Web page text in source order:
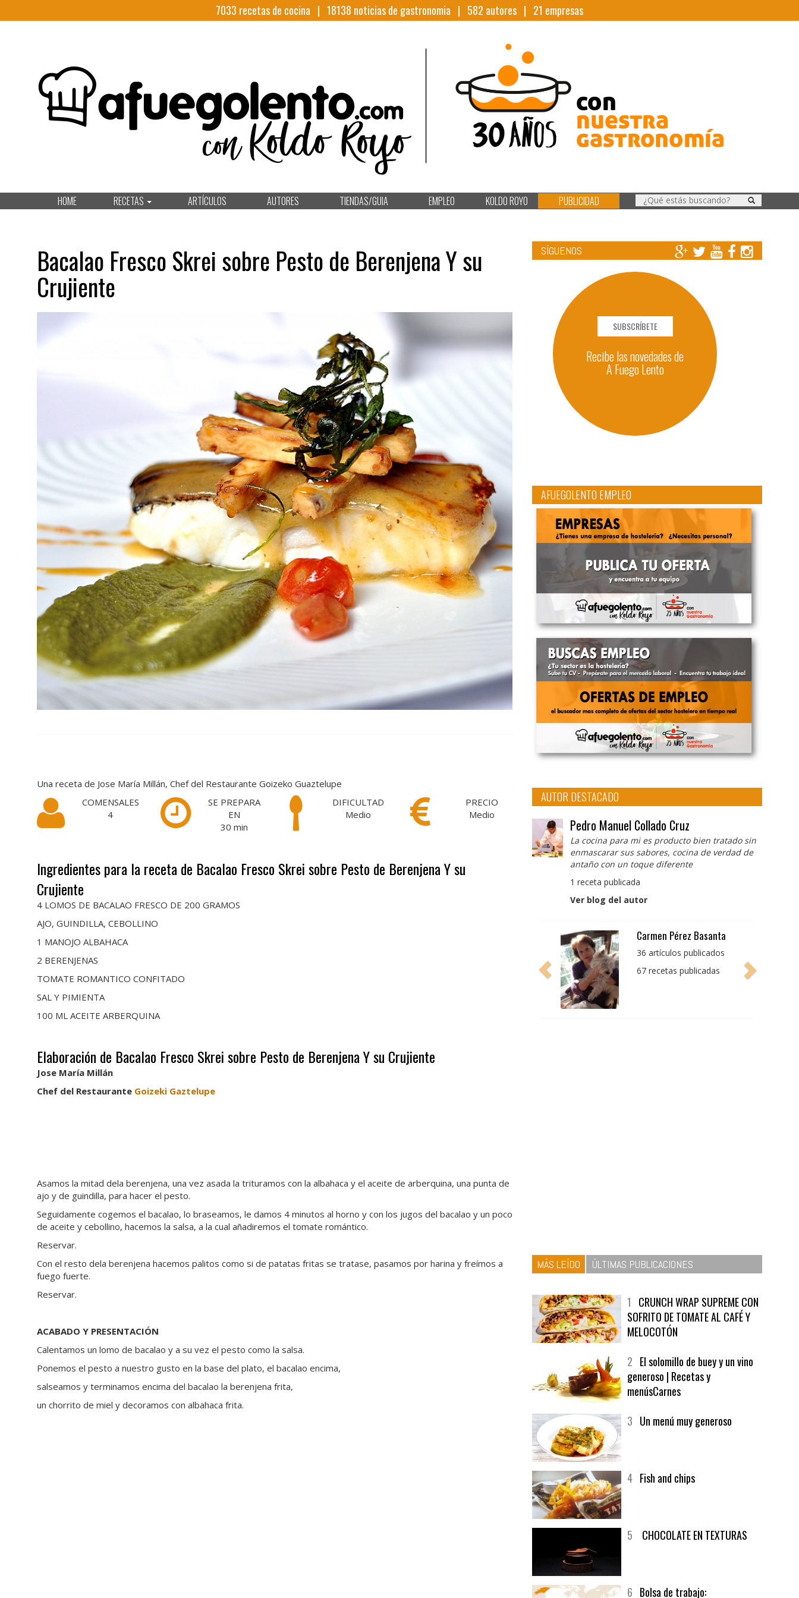
7033 recetas de cocina | 18138 noticias de gastronomia | 582 autores | 21 empresas
HOME RECETAS ARTÍCULOS AUTORES TIENDAS/GUIA EMPLEO KOLDO ROYO PUBLICIDAD
Bacalao Fresco Skrei sobre Pesto de Berenjena Y su
Crujiente
Una receta de Jose María Millán, Chef del Restaurante Goizeko Guaztelupe
COMENSALES
4
SE PREPARA
EN
30 min
DIFICULTAD
Medio
PRECIO
Medio
Ingredientes para la receta de Bacalao Fresco Skrei sobre Pesto de Berenjena Y su
Crujiente
4 LOMOS DE BACALAO FRESCO DE 200 GRAMOS
AJO, GUINDILLA, CEBOLLINO
1 MANOJO ALBAHACA
2 BERENJENAS
TOMATE ROMANTICO CONFITADO
SAL Y PIMIENTA
100 ML ACEITE ARBERQUINA
Elaboración de Bacalao Fresco Skrei sobre Pesto de Berenjena Y su Crujiente
Jose María Millán
Chef del Restaurante Goizeki Gaztelupe
Asamos la mitad dela berenjena, una vez asada la trituramos con la albahaca y el aceite de arberquina, una punta de
ajo y de guindilla, para hacer el pesto.
Seguidamente cogemos el bacalao, lo braseamos, le damos 4 minutos al horno y con los jugos del bacalao y un poco
de aceite y cebollino, hacemos la salsa, a la cual añadiremos el tomate romántico.
Reservar.
Con el resto dela berenjena hacemos palitos como si de patatas fritas se tratase, pasamos por harina y freímos a
fuego fuerte.
Reservar.
ACABADO Y PRESENTACIÓN
Calentamos un lomo de bacalao y a su vez el pesto como la salsa.
Ponemos el pesto a nuestro gusto en la base del plato, el bacalao encima,
salseamos y terminamos encima del bacalao la berenjena frita,
un chorrito de miel y decoramos con albahaca frita.
SÍGUENOS
SUBSCRÍBETE
Recibe las novedades de
A Fuego Lento
AFUEGOLENTO EMPLEO
AUTOR DESTACADO
Pedro Manuel Collado Cruz
La cocina para mi es producto bien tratado sin
enmascarar sus sabores, cocina de verdad de
antaño con un toque diferente
1 receta publicada
Ver blog del autor
Pedro Manuel Collado
Cruz
producto bien tratado
MÁS LEÍDO ÚLTIMAS PUBLICACIONES
SOFRITO DE TOMATE AL CAFÉ Y
MELOCOTÓN
generoso | Recetas y